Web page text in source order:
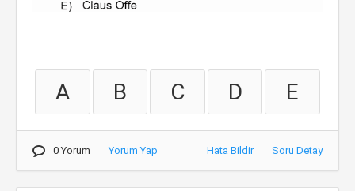
A B C D E
0 Yorum Yorum Yap Hata Bildir Soru Detay